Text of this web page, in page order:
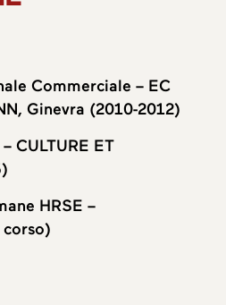
Commerciale – EC
Ginevra (2010-2012)
CULTURE ET
HRSE –
corso)